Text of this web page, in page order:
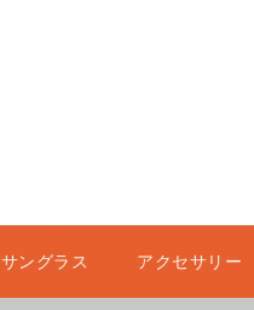
サングラス アクセサリー